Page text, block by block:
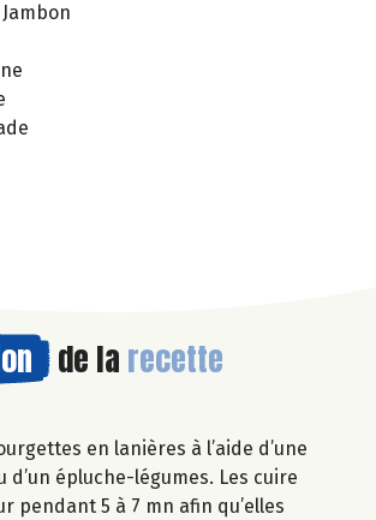
de la recette
en lanières à l’aide d’une
d’un épluche-légumes. Les cuire
pendant 5 à 7 mn afin qu’elles